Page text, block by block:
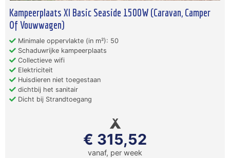
Kampeerplaats Xl Basic Seaside 1500W (Caravan, Camper
Of Vouwwagen)
Minimale oppervlakte (in m²): 50
Schaduwrijke kampeerplaats
Collectieve wifi
Elektriciteit
Huisdieren niet toegestaan
dichtbij het sanitair
Dicht bij Strandtoegang
€ 315,52
vanaf, per week